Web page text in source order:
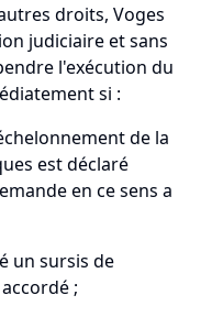
droits, Voges
judiciaire et sans
l'exécution du
si :
de la
est déclaré
en ce sens a
sursis de
;